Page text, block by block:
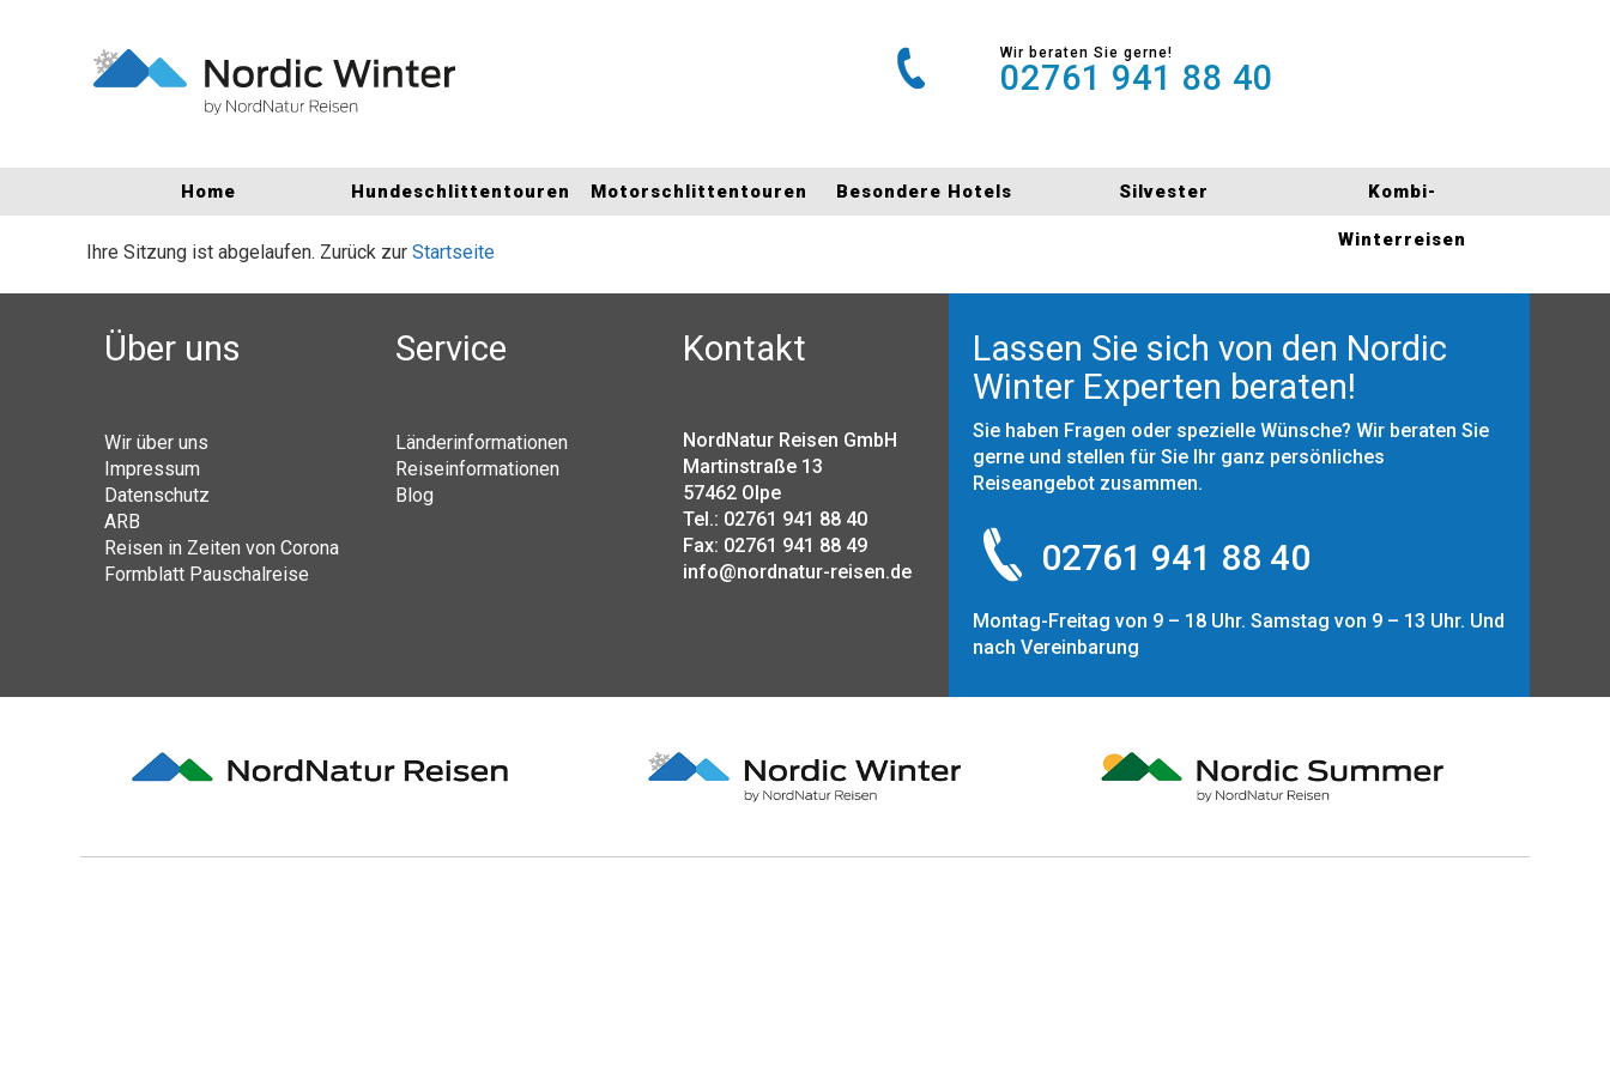
Wir beraten Sie gerne!
02761 941 88 40
Home Hundeschlittentouren Motorschlittentouren Besondere Hotels Silvester Kombi-
Winterreisen
Ihre Sitzung ist abgelaufen. Zurück zur Startseite
Über uns
Wir über uns
Impressum
Datenschutz
ARB
Reisen in Zeiten von Corona
Formblatt Pauschalreise
Service
Länderinformationen
Reiseinformationen
Blog
Kontakt
NordNatur Reisen GmbH
Martinstraße 13
57462 Olpe
Tel.: 02761 941 88 40
Fax: 02761 941 88 49
info@nordnatur-reisen.de
Lassen Sie sich von den Nordic
Winter Experten beraten!
Sie haben Fragen oder spezielle Wünsche? Wir beraten Sie
gerne und stellen für Sie Ihr ganz persönliches
Reiseangebot zusammen.
02761 941 88 40
Montag-Freitag von 9 – 18 Uhr. Samstag von 9 – 13 Uhr. Und
nach Vereinbarung